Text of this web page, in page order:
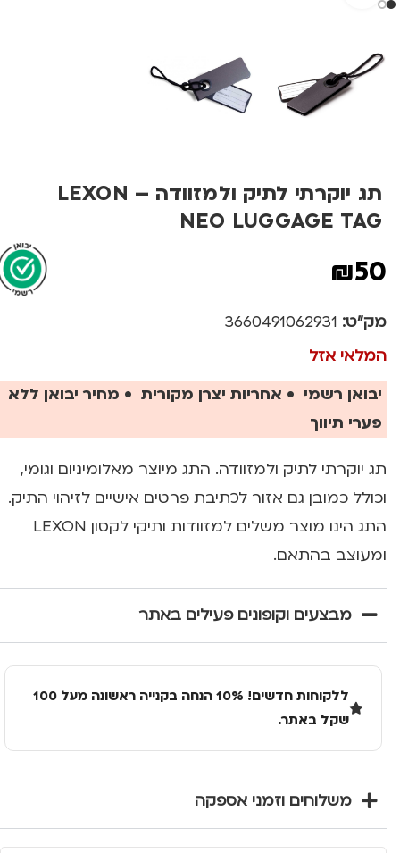
תג יוקרתי לתיק ולמזוודה – LEXON
NEO LUGGAGE TAG
₪50
מק"ט: 3660491062931
המלאי אזל
יבואן רשמי • אחריות יצרן מקורית • מחיר יבואן ללא
פערי תיווך
תג יוקרתי לתיק ולמזוודה. התג מיוצר מאלומיניום וגומי,
וכולל כמובן גם אזור לכתיבת פרטים אישיים לזיהוי התיק.
התג הינו מוצר משלים למזוודות ותיקי לקסון LEXON
ומעוצב בהתאם.
מבצעים וקופונים פעילים באתר
ללקוחות חדשים! 10% הנחה בקנייה ראשונה מעל 100
שקל באתר.
משלוחים וזמני אספקה